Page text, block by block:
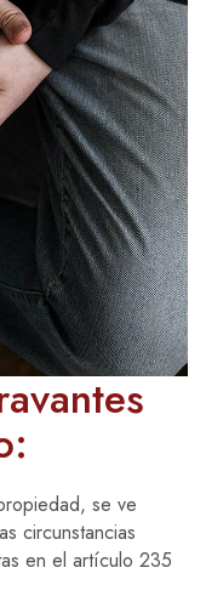
se ve
circunstancias
en el artículo 235